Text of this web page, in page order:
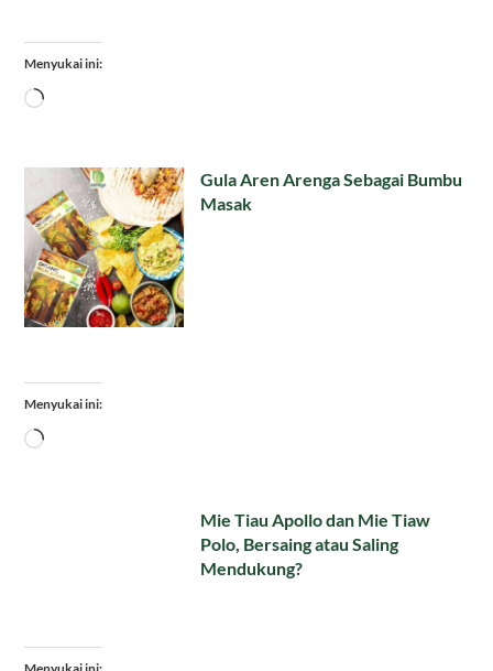
Menyukai ini:
Memuat...
Gula Aren Arenga Sebagai Bumbu
Masak
Menyukai ini:
Memuat...
Mie Tiau Apollo dan Mie Tiaw
Polo, Bersaing atau Saling
Mendukung?